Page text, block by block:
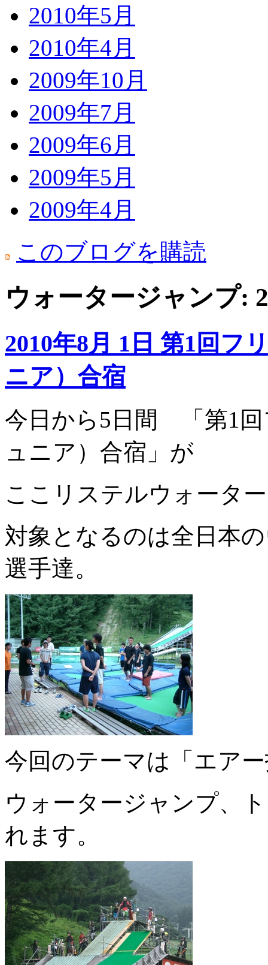
2010年5月
2010年4月
2009年10月
2009年7月
2009年6月
2009年5月
2009年4月
このブログを購読
ウォータージャンプ:
2010年8月 1日 第1回フ
ニア）合宿
今日から5日間 「第1
ュニア）合宿」が
ここリステルウォータ
対象となるのは全日本
選手達。
今回のテーマは「エア
ウォータージャンプ、
れます。